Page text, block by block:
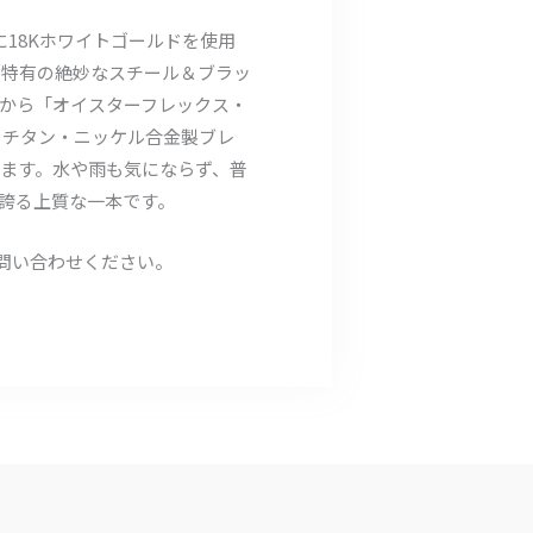
ホワイトゴールドを使用
有の絶妙なスチール＆ブラッ
ら「オイスターフレックス・
タン・ニッケル合金製ブレ
す。水や雨も気にならず、普
上質な一本です。
合わせください。